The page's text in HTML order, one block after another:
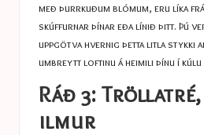
með þurrkuðum blómum, eru líka
skúffurnar þínar eða línið þitt. Þú
uppgötva hvernig þetta litla stykki
umbreytt loftinu á heimili þínu í
Ráð 3:
ilmur